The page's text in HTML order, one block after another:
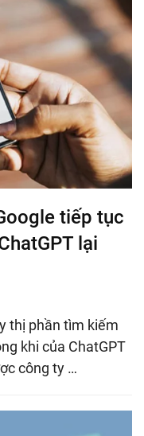
tiếp tục
lại
thị phần tìm kiếm
khi của ChatGPT
công ty …